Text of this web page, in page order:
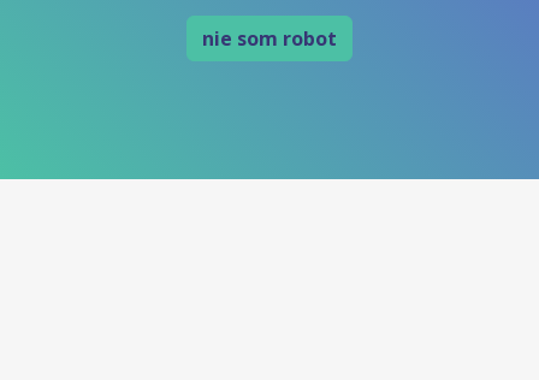
nie som robot